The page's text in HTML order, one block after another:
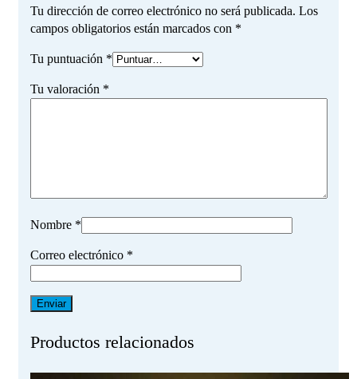
Tu dirección de correo electrónico no será publicada. Los
campos obligatorios están marcados con *
Tu puntuación *
Tu valoración *
Nombre *
Correo electrónico *
Productos relacionados